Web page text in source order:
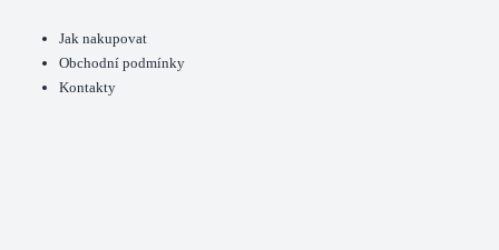
Jak nakupovat
Obchodní podmínky
Kontakty